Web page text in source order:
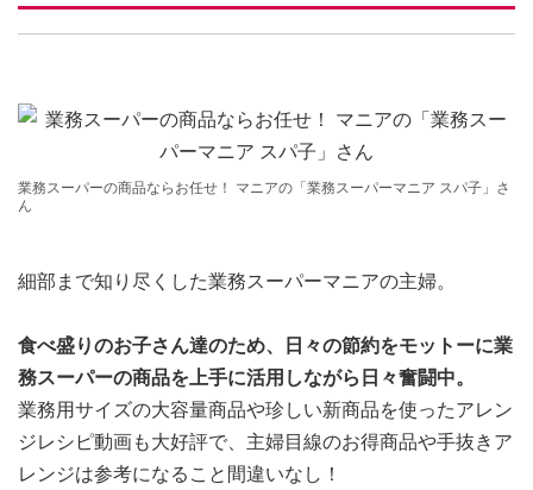
業務スーパーの商品ならお任せ！ マニアの「業務スーパーマニア スパ子」さ
ん
細部まで知り尽くした業務スーパーマニアの主婦。
食べ盛りのお子さん達のため、日々の節約をモットーに業
務スーパーの商品を上手に活用しながら日々奮闘中。
業務用サイズの大容量商品や珍しい新商品を使ったアレン
ジレシピ動画も大好評で、主婦目線のお得商品や手抜きア
レンジは参考になること間違いなし！